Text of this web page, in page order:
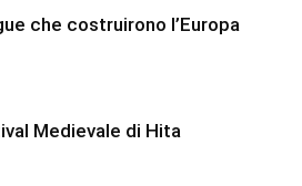
che costruirono l’Europa
Medievale di Hita